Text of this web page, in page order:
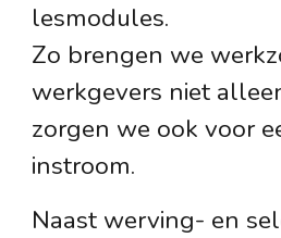
lesmodules.
Zo brengen we
werkgevers niet
zorgen we ook voor
instroom.
Naast werving- en